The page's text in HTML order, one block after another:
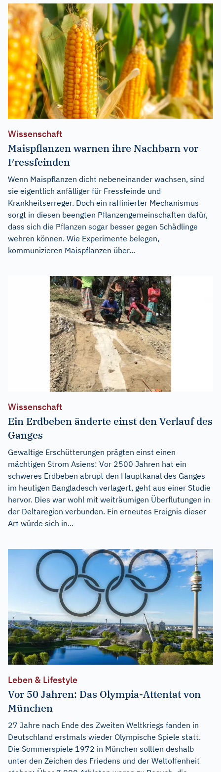
Wissenschaft
Maispflanzen warnen ihre Nachbarn vor
Fressfeinden
Wenn Maispflanzen dicht nebeneinander wachsen, sind
sie eigentlich anfälliger für Fressfeinde und
Krankheitserreger. Doch ein raffinierter Mechanismus
sorgt in diesen beengten Pflanzengemeinschaften dafür,
dass sich die Pflanzen sogar besser gegen Schädlinge
wehren können. Wie Experimente belegen,
kommunizieren Maispflanzen über...
Wissenschaft
Ein Erdbeben änderte einst den Verlauf des
Ganges
Gewaltige Erschütterungen prägten einst einen
mächtigen Strom Asiens: Vor 2500 Jahren hat ein
schweres Erdbeben abrupt den Hauptkanal des Ganges
im heutigen Bangladesch verlagert, geht aus einer Studie
hervor. Dies war wohl mit weiträumigen Überflutungen in
der Deltaregion verbunden. Ein erneutes Ereignis dieser
Art würde sich in...
Leben & Lifestyle
Vor 50 Jahren: Das Olympia-Attentat von
München
27 Jahre nach Ende des Zweiten Weltkriegs fanden in
Deutschland erstmals wieder Olympische Spiele statt.
Die Sommerspiele 1972 in München sollten deshalb
unter den Zeichen des Friedens und der Weltoffenheit